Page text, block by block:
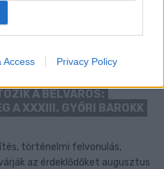
Access Privacy Policy
A BELVÁROS:
A XXXIII. GYŐRI BAROKK
történelmi felvonulás,
az érdeklődőket augusztus